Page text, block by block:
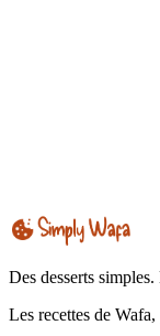
Des desserts
Les recettes de